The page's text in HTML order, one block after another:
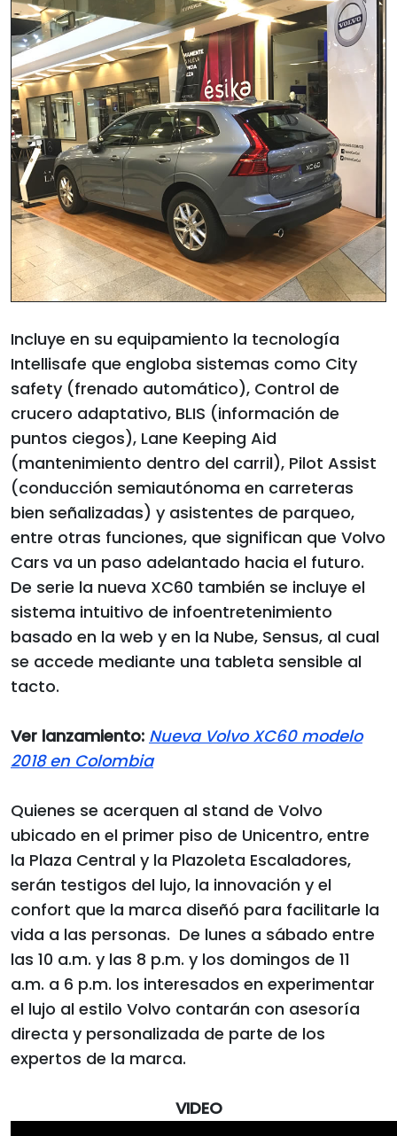
Incluye en su equipamiento la tecnología
Intellisafe que engloba sistemas como City
safety (frenado automático), Control de
crucero adaptativo, BLIS (información de
puntos ciegos), Lane Keeping Aid
(mantenimiento dentro del carril), Pilot Assist
(conducción semiautónoma en carreteras
bien señalizadas) y asistentes de parqueo,
entre otras funciones, que significan que Volvo
Cars va un paso adelantado hacia el futuro.
De serie la nueva XC60 también se incluye el
sistema intuitivo de infoentretenimiento
basado en la web y en la Nube, Sensus, al cual
se accede mediante una tableta sensible al
tacto.
Ver lanzamiento: Nueva Volvo XC60 modelo
2018 en Colombia
Quienes se acerquen al stand de Volvo
ubicado en el primer piso de Unicentro, entre
la Plaza Central y la Plazoleta Escaladores,
serán testigos del lujo, la innovación y el
confort que la marca diseñó para facilitarle la
vida a las personas. De lunes a sábado entre
las 10 a.m. y las 8 p.m. y los domingos de 11
a.m. a 6 p.m. los interesados en experimentar
el lujo al estilo Volvo contarán con asesoría
directa y personalizada de parte de los
expertos de la marca.
VIDEO